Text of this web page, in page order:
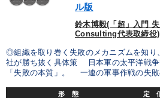
ル版
鈴木博毅(「超」入門
Consulting代表取締役)
◎組織を取り巻く失敗のメカニズムを知り
社が勝ち抜く具体策 日本軍の太平洋戦争
「失敗の本質」。 一連の軍事作戦の失敗
形 態 定